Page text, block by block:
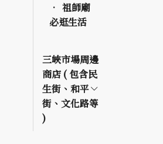
祖師廟
必逛生活
三峽市場周邊
商店 ( 包含民
生街、和平
街、文化路等
)